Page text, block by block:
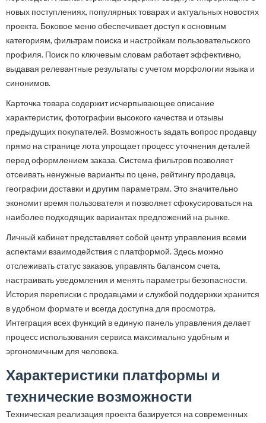
новых поступлениях, популярных товарах и актуальных новостях
проекта. Боковое меню обеспечивает доступ к основным
категориям, фильтрам поиска и настройкам пользовательского
профиля. Поиск по ключевым словам работает эффективно,
выдавая релевантные результаты с учетом морфологии языка и
синонимов.
Карточка товара содержит исчерпывающее описание
характеристик, фотографии высокого качества и отзывы
предыдущих покупателей. Возможность задать вопрос продавцу
прямо на странице лота упрощает процесс уточнения деталей
перед оформлением заказа. Система фильтров позволяет
отсеивать ненужные варианты по цене, рейтингу продавца,
географии доставки и другим параметрам. Это значительно
экономит время пользователя и позволяет сфокусироваться на
наиболее подходящих вариантах предложений на рынке.
Личный кабинет представляет собой центр управления всеми
аспектами взаимодействия с платформой. Здесь можно
отслеживать статус заказов, управлять балансом счета,
настраивать уведомления и менять параметры безопасности.
История переписки с продавцами и службой поддержки хранится
в удобном формате и всегда доступна для просмотра.
Интеграция всех функций в единую панель управления делает
процесс использования сервиса максимально удобным и
эргономичным для человека.
Характеристики платформы и
технические возможности
Техническая реализация проекта базируется на современных